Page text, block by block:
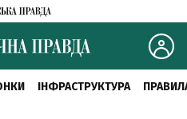
ІНФРАСТРУКТУРА